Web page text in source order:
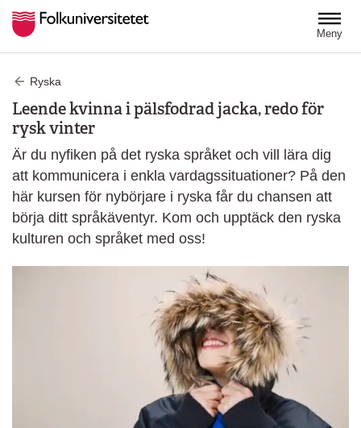
Meny
Ryska
Leende kvinna i pälsfodrad jacka, redo för
rysk vinter
Är du nyfiken på det ryska språket och vill lära dig
att kommunicera i enkla vardagssituationer? På den
här kursen för nybörjare i ryska får du chansen att
börja ditt språkäventyr. Kom och upptäck den ryska
kulturen och språket med oss!